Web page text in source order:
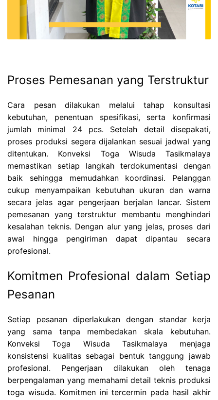
Proses Pemesanan yang Terstruktur
Cara pesan dilakukan melalui tahap konsultasi
kebutuhan, penentuan spesifikasi, serta konfirmasi
jumlah minimal 24 pcs. Setelah detail disepakati,
proses produksi segera dijalankan sesuai jadwal yang
ditentukan. Konveksi Toga Wisuda Tasikmalaya
memastikan setiap langkah terdokumentasi dengan
baik sehingga memudahkan koordinasi. Pelanggan
cukup menyampaikan kebutuhan ukuran dan warna
secara jelas agar pengerjaan berjalan lancar. Sistem
pemesanan yang terstruktur membantu menghindari
kesalahan teknis. Dengan alur yang jelas, proses dari
awal hingga pengiriman dapat dipantau secara
profesional.
Komitmen Profesional dalam Setiap
Pesanan
Setiap pesanan diperlakukan dengan standar kerja
yang sama tanpa membedakan skala kebutuhan.
Konveksi Toga Wisuda Tasikmalaya menjaga
konsistensi kualitas sebagai bentuk tanggung jawab
profesional. Pengerjaan dilakukan oleh tenaga
berpengalaman yang memahami detail teknis produksi
toga wisuda. Komitmen ini tercermin pada hasil akhir